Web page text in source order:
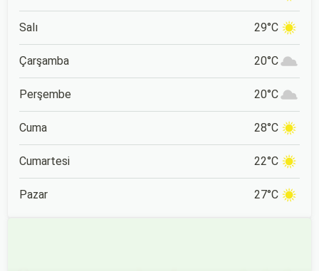
Salı 29°C
Çarşamba 20°C
Perşembe 20°C
Cuma 28°C
Cumartesi 22°C
Pazar 27°C